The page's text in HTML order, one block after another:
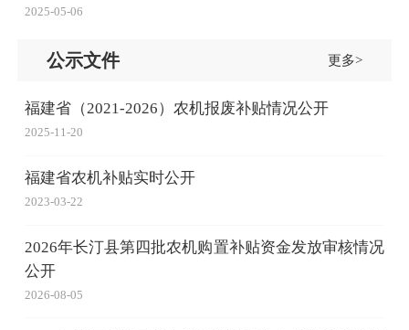
2025-05-06
公示文件 更多>
福建省（2021-2026）农机报废补贴情况公开
2025-11-20
福建省农机补贴实时公开
2023-03-22
2026年长汀县第四批农机购置补贴资金发放审核情况
公开
2026-08-05